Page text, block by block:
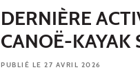
DERNIÈRE
CANOË-KAYAK
PUBLIÉ LE 27 AVRIL 2026